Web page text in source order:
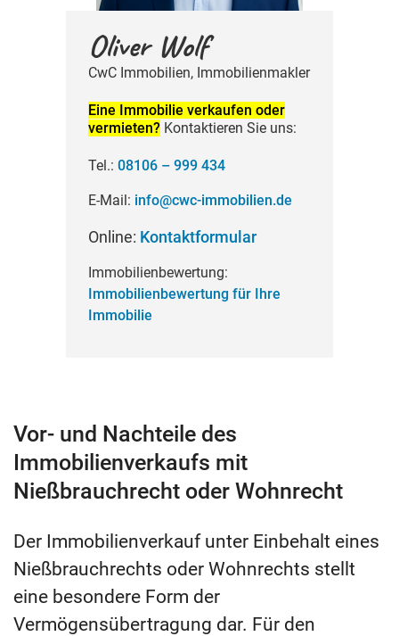
Oliver Wolf
CwC Immobilien, Immobilien­makler
Eine Immobilie verkaufen oder
vermieten? Kontaktieren Sie uns:
Tel.: 08106 – 999 434
E-Mail: info@cwc-­immobilien.de
Online: Kontaktformular
Immobilienbewertung:
Immobilienbewertung für Ihre
Immobilie
Vor- und Nachteile des
Immobilienverkaufs mit
Nießbrauchrecht oder Wohnrecht
Der Immobilienverkauf unter Einbehalt eines
Nießbrauchrechts oder Wohnrechts stellt
eine besondere Form der
Vermögensübertragung dar. Für den